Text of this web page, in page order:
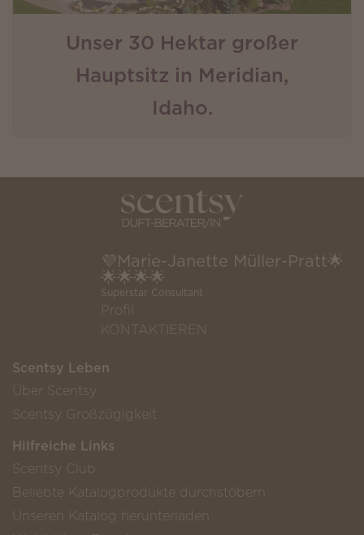
Unser 30 Hektar großer
Hauptsitz in Meridian,
Idaho.
💜Marie-Janette Müller-Pratt🌟
🌟🌟🌟🌟
Superstar Consultant
Profil
KONTAKTIEREN
Scentsy Leben
Über Scentsy
Scentsy Großzügigkeit
Hilfreiche Links
Scentsy Club
Beliebte Katalogprodukte durchstöbern
Unseren Katalog herunterladen